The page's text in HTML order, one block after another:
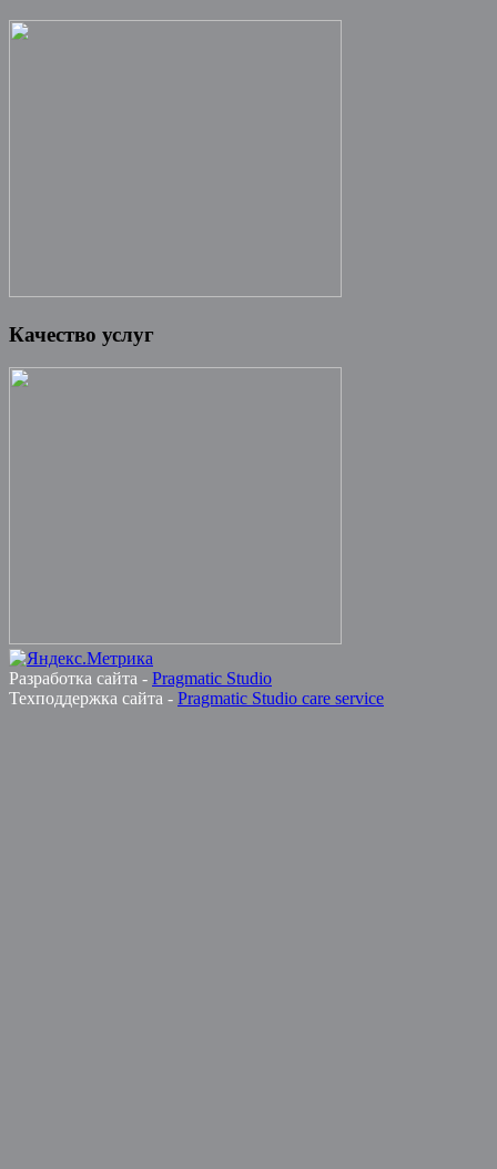
Качество услуг
Разработка сайта - Pragmatic Studio
Техподдержка сайта - Pragmatic Studio care service